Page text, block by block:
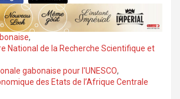
,
National de la Recherche Scientifique et
gabonaise pour l'UNESCO,
des Etats de l’Afrique Centrale